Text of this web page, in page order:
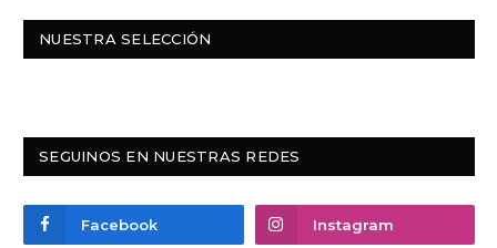
NUESTRA SELECCIÓN
SEGUINOS EN NUESTRAS REDES
Facebook Instagram